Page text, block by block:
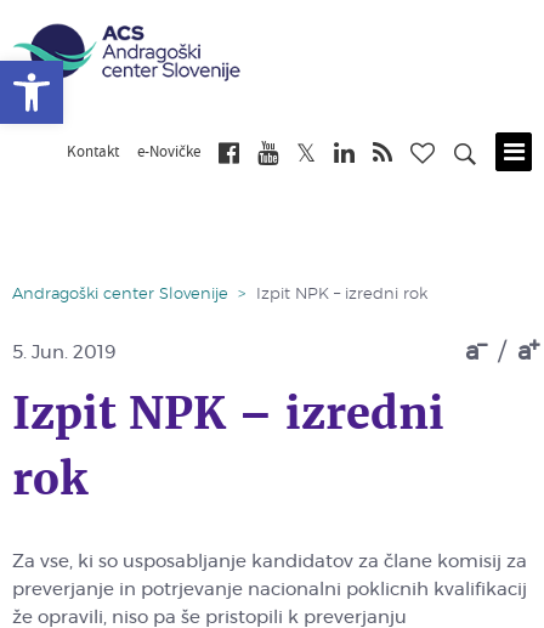
Kontakt e-Novičke
Andragoški center Slovenije > Izpit NPK – izredni rok
a / a
5. Jun. 2019
Izpit NPK – izredni
rok
Za vse, ki so usposabljanje kandidatov za člane komisij za
preverjanje in potrjevanje nacionalni poklicnih kvalifikacij
že opravili, niso pa še pristopili k preverjanju
Open toolbar